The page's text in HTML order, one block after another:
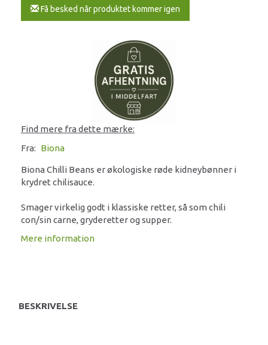
Få besked når produktet kommer igen
Find mere fra dette mærke:
Fra: Biona
Biona Chilli Beans er økologiske røde kidneybønner i
krydret chilisauce.
Smager virkelig godt i klassiske retter, så som chili
con/sin carne, gryderetter og supper.
Mere information
BESKRIVELSE